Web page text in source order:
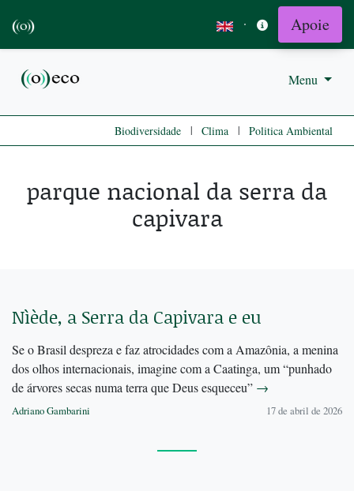
· Apoie
Menu
Biodiversidade | Clima | Politica Ambiental
parque nacional da serra da
capivara
Nìède, a Serra da Capivara e eu
Se o Brasil despreza e faz atrocidades com a Amazônia, a menina
dos olhos internacionais, imagine com a Caatinga, um “punhado
de árvores secas numa terra que Deus esqueceu” →
Adriano Gambarini 17 de abril de 2026